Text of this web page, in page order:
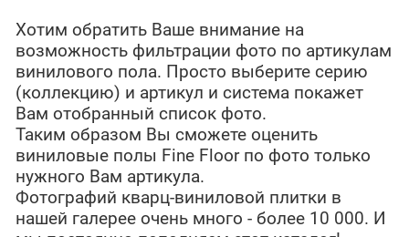
Хотим обратить Ваше внимание на
возможность фильтрации фото по артикулам
винилового пола. Просто выберите серию
(коллекцию) и артикул и система покажет
Вам отобранный список фото.
Таким образом Вы сможете оценить
виниловые полы Fine Floor по фото только
нужного Вам артикула.
Фотографий кварц-виниловой плитки в
нашей галерее очень много - более 10 000. И